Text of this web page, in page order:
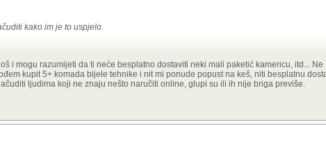
kako im je to uspjelo.
i mogu razumijeti da ti neće besplatno dostaviti neki mali paketić kamericu, itd... Ne
kupit 5+ komada bijele tehnike i nit mi ponude popust na keš, niti besplatnu
ljudima koji ne znaju nešto naručiti online, glupi su ili ih nije briga previše.